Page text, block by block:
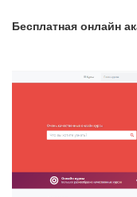
Бесплатная онлайн